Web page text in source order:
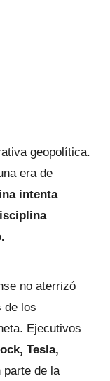
geopolítica.
era de
intenta
no aterrizó
de los
Ejecutivos
Tesla,
parte de la